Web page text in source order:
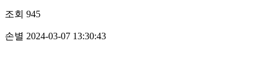
조회 945
손별 2024-03-07 13:30:43